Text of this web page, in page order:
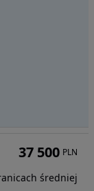
37 500 PLN
średniej